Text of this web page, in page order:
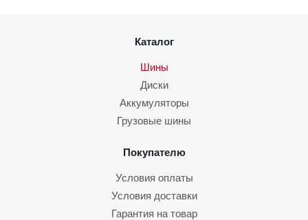
Каталог
Шины
Диски
Аккумуляторы
Грузовые шины
Покупателю
Условия оплаты
Условия доставки
Гарантия на товар